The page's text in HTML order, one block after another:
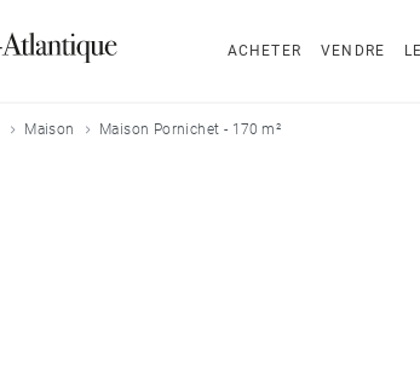
ACHETER VENDRE
Maison Maison Pornichet - 170 m²